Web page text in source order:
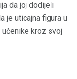
da joj dodijeli
je uticajna figura u
učenike kroz svoj